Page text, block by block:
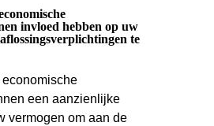
invloed hebben op uw
te
een aanzienlijke
vermogen om aan de